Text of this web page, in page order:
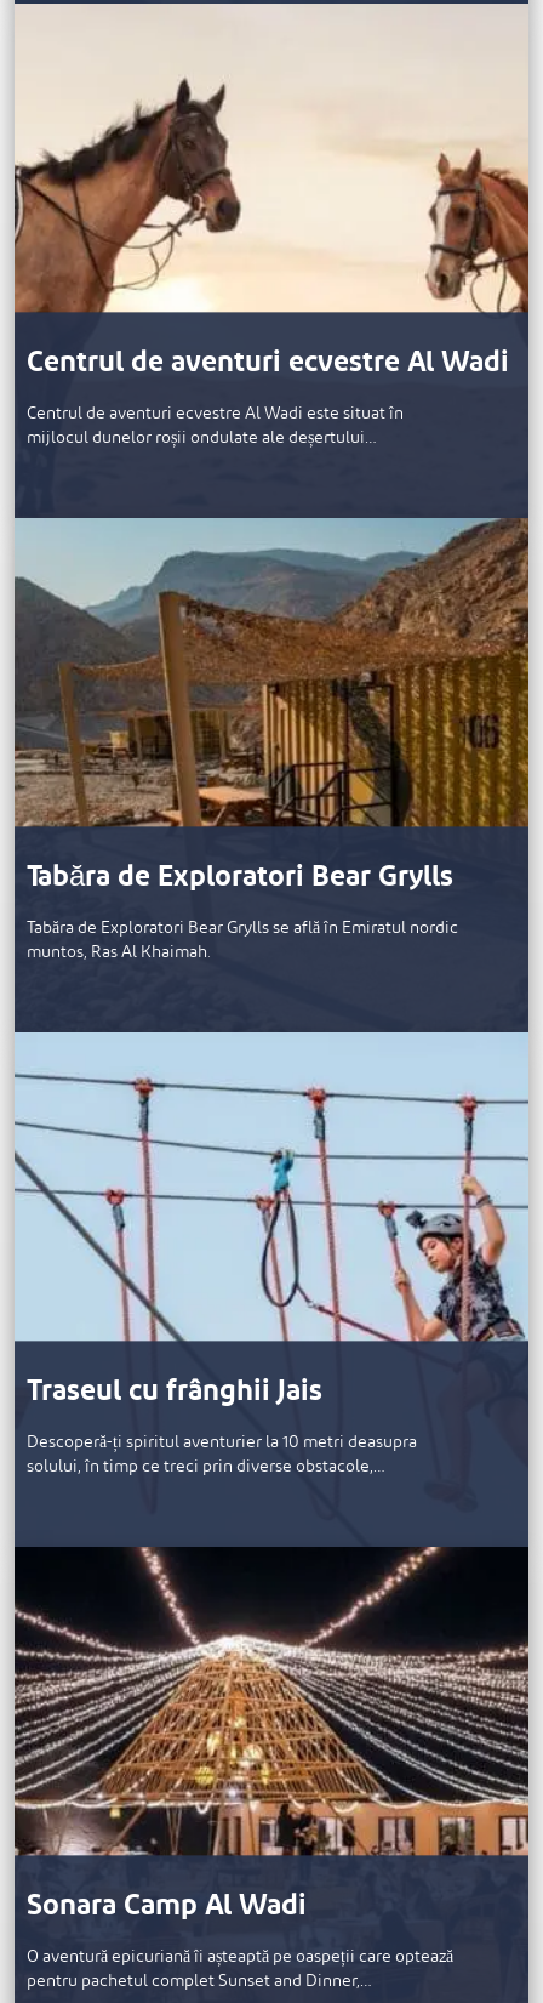
Centrul de aventuri ecvestre Al Wadi
Centrul de aventuri ecvestre Al Wadi este situat în
mijlocul dunelor roșii ondulate ale deșertului…
Tabăra de Exploratori Bear Grylls
Tabăra de Exploratori Bear Grylls se află în Emiratul nordic
muntos, Ras Al Khaimah.
Traseul cu frânghii Jais
Descoperă-ți spiritul aventurier la 10 metri deasupra
solului, în timp ce treci prin diverse obstacole,…
Sonara Camp Al Wadi
O aventură epicuriană îi așteaptă pe oaspeții care optează
pentru pachetul complet Sunset and Dinner,…